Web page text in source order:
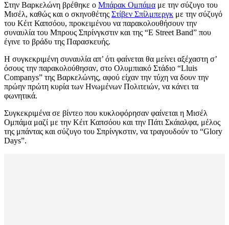
Στην Βαρκελώνη βρέθηκε ο Μπάρακ Ομπάμα με την σύζυγο του
Μισέλ, καθώς και ο σκηνοθέτης Στίβεν Σπίλμπεργκ με την σύζυγό
του Κέιτ Καπσόου, προκειμένου να παρακολουθήσουν την
συναυλία του Μπρους Σπρίνγκστιν και της “E Street Band” που
έγινε το βράδυ της Παρασκευής.
Η συγκεκριμένη συναυλία απ’ ότι φαίνεται θα μείνει αξέχαστη σ’
όσους την παρακολούθησαν, στο Ολυμπιακό Στάδιο “Lluis
Companys” της Βαρκελώνης, αφού είχαν την τύχη να δουν την
πρώην πρώτη κυρία των Ηνωμένων Πολιτειών, να κάνει τα
φωνητικά.
Συγκεκριμένα σε βίντεο που κυκλοφόρησαν φαίνεται η Μισέλ
Ομπάμα μαζί με την Κέιτ Καπσόου και την Πάτι Σκάιαλφα, μέλος
της μπάντας και σύζυγο του Σπρίνγκστιν, να τραγουδούν το “Glory
Days”.